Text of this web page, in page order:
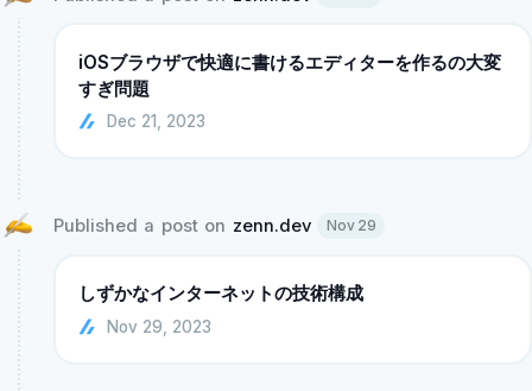
iOSブラウザで快適に書けるエディターを作るの大変
すぎ問題
Dec 21, 2023
Published a post on zenn.dev Nov 29
しずかなインターネットの技術構成
Nov 29, 2023